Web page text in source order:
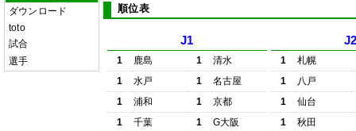
ダウンロード
toto
試合
選手
順位表
J1
1 鹿島 1
清水
1
水戸 1
名古屋
1
浦和 1
京都
1
千葉 1
G大阪
1
札幌
1
八戸
1
仙台
1
秋田